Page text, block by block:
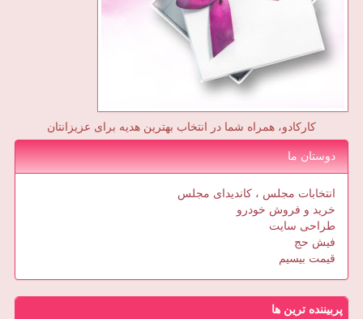
کارکادو، همراه شما در انتخاب بهترین هدیه برای عزیزانتان
دوستان ما
انتخابات مجلس ، کاندیدای مجلس
خرید و فروش خودرو
طراحی سایت
فیش حج
قیمت بیسیم
پربیننده ترین ها